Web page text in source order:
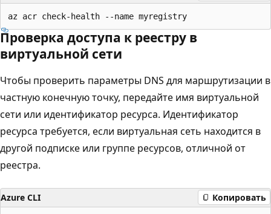
Проверка доступа к реестру в
виртуальной сети
Чтобы проверить параметры DNS для маршрутизации в
частную конечную точку, передайте имя виртуальной
сети или идентификатор ресурса. Идентификатор
ресурса требуется, если виртуальная сеть находится в
другой подписке или группе ресурсов, отличной от
реестра.
Azure CLI Копировать